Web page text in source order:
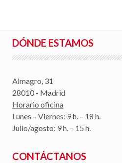
DÓNDE ESTAMOS
Almagro, 31
28010 - Madrid
Horario oficina
Lunes – Viernes: 9 h. – 18 h.
Julio/agosto: 9 h. – 15 h.
CONTÁCTANOS